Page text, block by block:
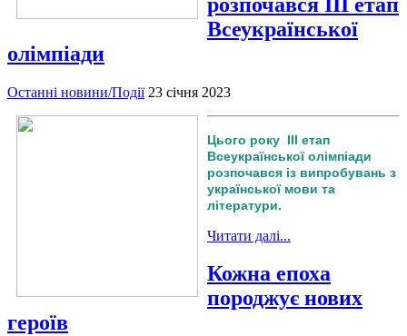
Всеукраїнської
олімпіади
Останні новини/Події 23 січня 2023
Цього року ІІІ етап
Всеукраїнської олімпіади
розпочався із випробувань з
української мови та
літератури.
Читати далі...
Кожна епоха
породжує нових
героїв